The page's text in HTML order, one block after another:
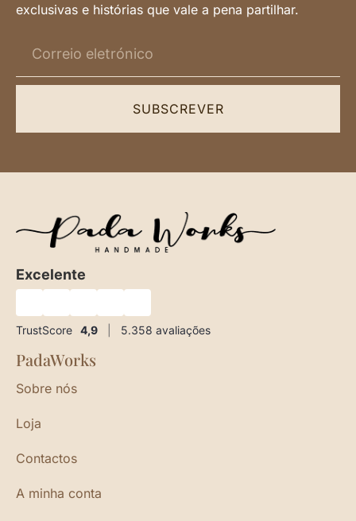
exclusivas e histórias que vale a pena partilhar.
SUBSCREVER
Excelente
TrustScore 4,9 5.358 avaliações
PadaWorks
Sobre nós
Loja
Contactos
A minha conta